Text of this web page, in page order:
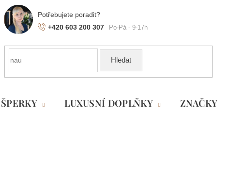
+420 603 200 307
Hledat
ŠPERKY LUXUSNÍ DOPLŇKY ZNAČKY